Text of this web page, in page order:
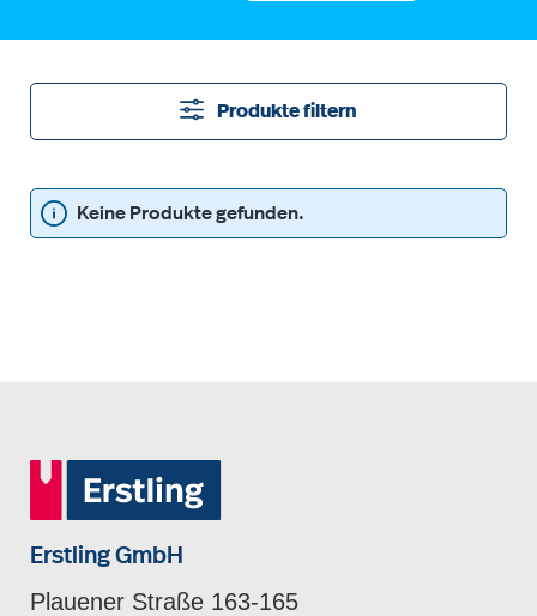
Produkte filtern
Keine Produkte gefunden.
Erstling GmbH
Plauener Straße 163-165